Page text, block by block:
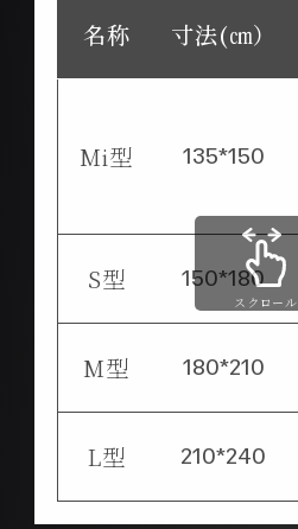
名称 寸法(㎝）
Mi型 135*150
S型 150*180
M型 180*210
L型 210*240
スクロール